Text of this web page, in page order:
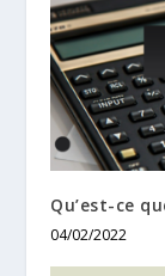
Qu’est-ce
04/02/2022